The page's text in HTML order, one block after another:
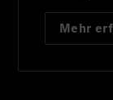
Mehr